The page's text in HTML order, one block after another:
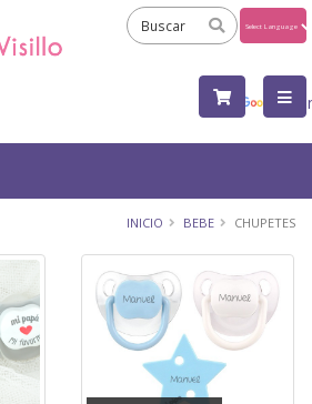
by
INICIO BEBE CHUPETES